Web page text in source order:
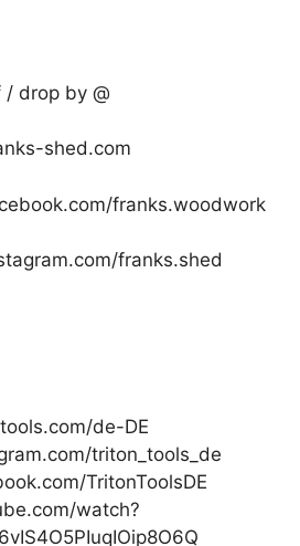
/ drop by @
shed.com
franks.woodwork
franks.shed
de-DE
triton_tools_de
TritonToolsDE
watch?